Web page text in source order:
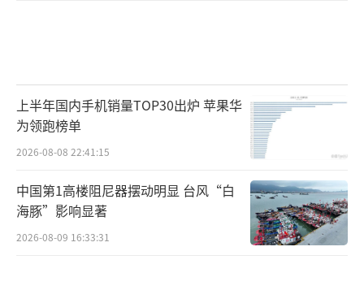
上半年国内手机销量TOP30出炉 苹果华
为领跑榜单
2026-08-08 22:41:15
中国第1高楼阻尼器摆动明显 台风“白
海豚”影响显著
2026-08-09 16:33:31